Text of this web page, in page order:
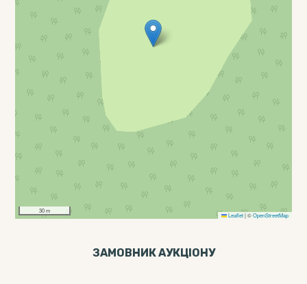
30 m
Leaflet |©OpenStreetMap
ЗАМОВНИК АУКЦІОНУ